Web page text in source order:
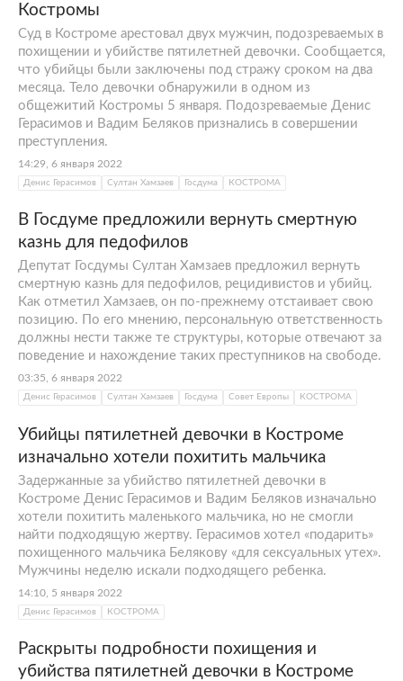
Костромы
Суд в Костроме арестовал двух мужчин, подозреваемых в
похищении и убийстве пятилетней девочки. Сообщается,
что убийцы были заключены под стражу сроком на два
месяца. Тело девочки обнаружили в одном из
общежитий Костромы 5 января. Подозреваемые Денис
Герасимов и Вадим Беляков признались в совершении
преступления.
14:29, 6 января 2022
Денис Герасимов Султан Хамзаев Госдума КОСТРОМА
В Госдуме предложили вернуть смертную
казнь для педофилов
Депутат Госдумы Султан Хамзаев предложил вернуть
смертную казнь для педофилов, рецидивистов и убийц.
Как отметил Хамзаев, он по-прежнему отстаивает свою
позицию. По его мнению, персональную ответственность
должны нести также те структуры, которые отвечают за
поведение и нахождение таких преступников на свободе.
03:35, 6 января 2022
Денис Герасимов Султан Хамзаев Госдума Совет Европы КОСТРОМА
Убийцы пятилетней девочки в Костроме
изначально хотели похитить мальчика
Задержанные за убийство пятилетней девочки в
Костроме Денис Герасимов и Вадим Беляков изначально
хотели похитить маленького мальчика, но не смогли
найти подходящую жертву. Герасимов хотел «подарить»
похищенного мальчика Белякову «для сексуальных утех».
Мужчины неделю искали подходящего ребенка.
14:10, 5 января 2022
Денис Герасимов КОСТРОМА
Раскрыты подробности похищения и
убийства пятилетней девочки в Костроме